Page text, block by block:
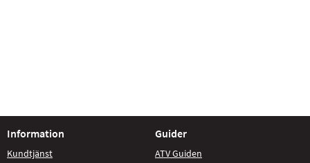
Information
Kundtjänst
Guider
ATV Guiden